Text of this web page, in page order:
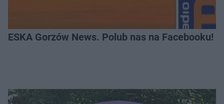
ESKA Gorzów News. Polub nas na Facebooku!